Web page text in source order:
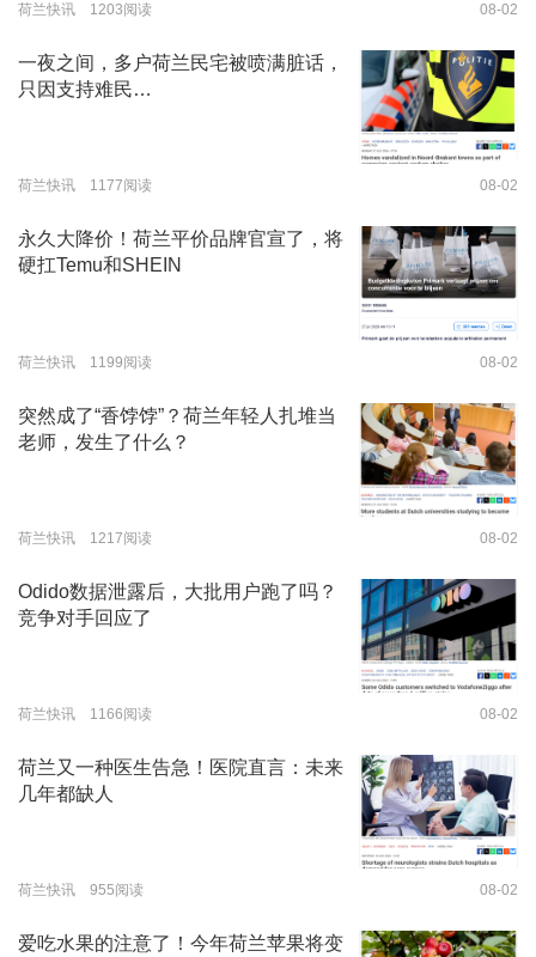
荷兰快讯 1203阅读 08-02
一夜之间，多户荷兰民宅被喷满脏话，
只因支持难民…
荷兰快讯 1177阅读 08-02
永久大降价！荷兰平价品牌官宣了，将
硬扛Temu和SHEIN
荷兰快讯 1199阅读 08-02
突然成了“香饽饽”？荷兰年轻人扎堆当
老师，发生了什么？
荷兰快讯 1217阅读 08-02
Odido数据泄露后，大批用户跑了吗？
竞争对手回应了
荷兰快讯 1166阅读 08-02
荷兰又一种医生告急！医院直言：未来
几年都缺人
荷兰快讯 955阅读 08-02
爱吃水果的注意了！今年荷兰苹果将变